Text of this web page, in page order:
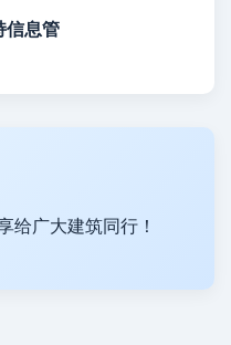
信息管
给广大建筑同行！